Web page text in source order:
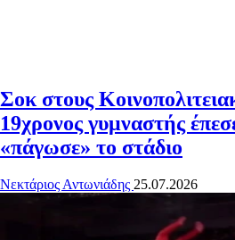
Σοκ στους
19χρονος γυμναστής
«πάγωσε» το στάδιο
Νεκτάριος Αντωνιάδης 25.07.2026